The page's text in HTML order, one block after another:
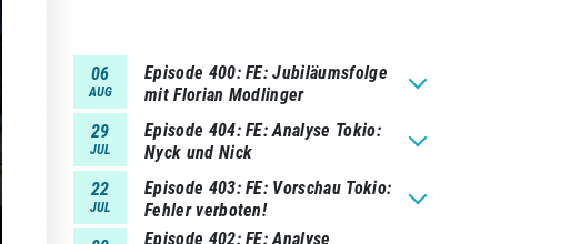
06
AUG
Episode 400 FE: Jubiläumsfolge
mit Florian Modlinger
29
JUL
Episode 404 FE: Analyse Tokio:
Nyck und Nick
22
JUL
Episode 403 FE: Vorschau Tokio:
Fehler verboten!
Episode 402 FE: Analyse